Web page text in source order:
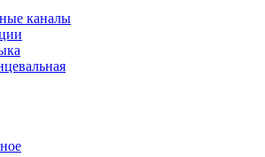
каналы